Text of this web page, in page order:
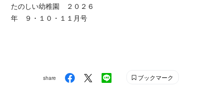
たのしい幼稚園 ２０２６
年 ９・１０・１１月号
share ブックマーク